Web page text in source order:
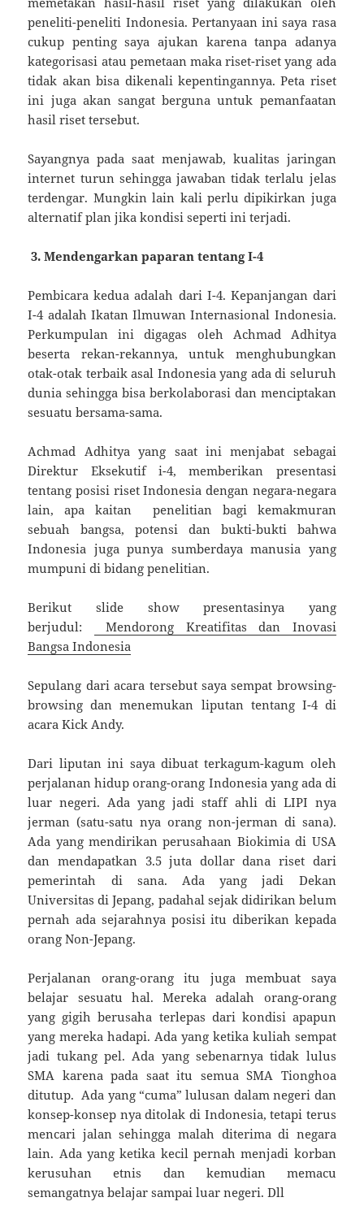
peneliti-peneliti Indonesia. Pertanyaan ini saya rasa
cukup penting saya ajukan karena tanpa adanya
kategorisasi atau pemetaan maka riset-riset yang ada
tidak akan bisa dikenali kepentingannya. Peta riset
ini juga akan sangat berguna untuk pemanfaatan
hasil riset tersebut.
Sayangnya pada saat menjawab, kualitas jaringan
internet turun sehingga jawaban tidak terlalu jelas
terdengar. Mungkin lain kali perlu dipikirkan juga
alternatif plan jika kondisi seperti ini terjadi.
3. Mendengarkan paparan tentang I-4
Pembicara kedua adalah dari I-4. Kepanjangan dari
I-4 adalah Ikatan Ilmuwan Internasional Indonesia.
Perkumpulan ini digagas oleh Achmad Adhitya
beserta rekan-rekannya, untuk menghubungkan
otak-otak terbaik asal Indonesia yang ada di seluruh
dunia sehingga bisa berkolaborasi dan menciptakan
sesuatu bersama-sama.
Achmad Adhitya yang saat ini menjabat sebagai
Direktur Eksekutif i-4, memberikan presentasi
tentang posisi riset Indonesia dengan negara-negara
lain, apa kaitan penelitian bagi kemakmuran
sebuah bangsa, potensi dan bukti-bukti bahwa
Indonesia juga punya sumberdaya manusia yang
mumpuni di bidang penelitian.
Berikut slide show presentasinya yang
berjudul:
Mendorong Kreatifitas dan Inovasi
Bangsa Indonesia
Sepulang dari acara tersebut saya sempat browsing-
browsing dan menemukan liputan tentang I-4 di
acara Kick Andy.
Dari liputan ini saya dibuat terkagum-kagum oleh
perjalanan hidup orang-orang Indonesia yang ada di
luar negeri. Ada yang jadi staff ahli di LIPI nya
jerman (satu-satu nya orang non-jerman di sana).
Ada yang mendirikan perusahaan Biokimia di USA
dan mendapatkan 3.5 juta dollar dana riset dari
pemerintah di sana. Ada yang jadi Dekan
Universitas di Jepang, padahal sejak didirikan belum
pernah ada sejarahnya posisi itu diberikan kepada
orang Non-Jepang.
Perjalanan orang-orang itu juga membuat saya
belajar sesuatu hal. Mereka adalah orang-orang
yang gigih berusaha terlepas dari kondisi apapun
yang mereka hadapi. Ada yang ketika kuliah sempat
jadi tukang pel. Ada yang sebenarnya tidak lulus
SMA karena pada saat itu semua SMA Tionghoa
ditutup. Ada yang “cuma” lulusan dalam negeri dan
konsep-konsep nya ditolak di Indonesia, tetapi terus
mencari jalan sehingga malah diterima di negara
lain. Ada yang ketika kecil pernah menjadi korban
kerusuhan etnis dan kemudian memacu
semangatnya belajar sampai luar negeri. Dll